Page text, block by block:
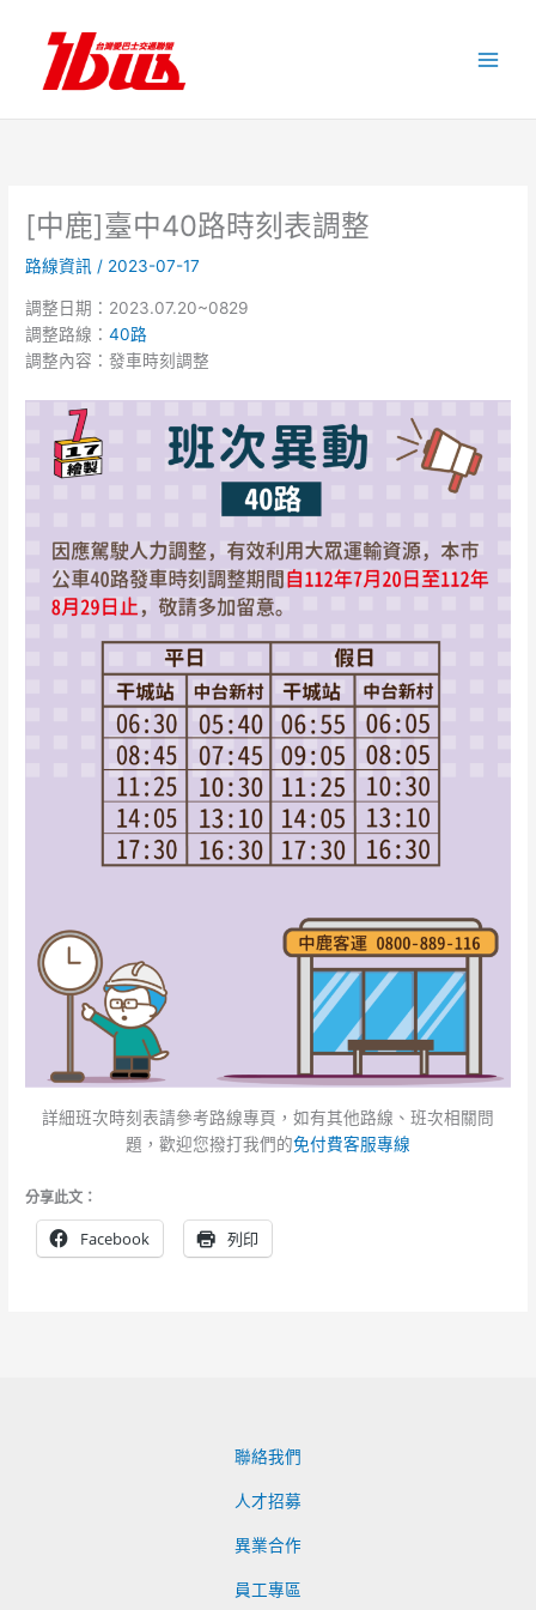
內
[中鹿]臺中40路時刻表調整
路線資訊 / 2023-07-17
調整日期：2023.07.20~0829
調整路線：40路
調整內容：發車時刻調整
詳細班次時刻表請參考路線專頁，如有其他路線、班次相關問
題，歡迎您撥打我們的免付費客服專線
分享此文：
Facebook 列印
聯絡我們
人才招募
異業合作
員工專區